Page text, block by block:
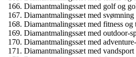
Diamantmalingssæt med golf og
Diamantmalingssæt med svømning
Diamantmalingssæt med fitness
Diamantmalingssæt med outdoor-
Diamantmalingssæt med
Diamantmalingssæt med